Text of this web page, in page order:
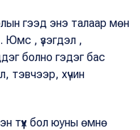
гээд энэ талаар мөн
Юмс , үзэгдэл ,
болно гэдэг бас
тэвчээр, хүчин
түүх бол юуны өмнө